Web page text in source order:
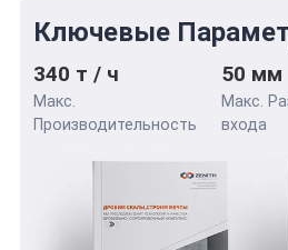
Ключевые
340 т / ч
Макс.
Производительность
50 мм
Макс.
входа